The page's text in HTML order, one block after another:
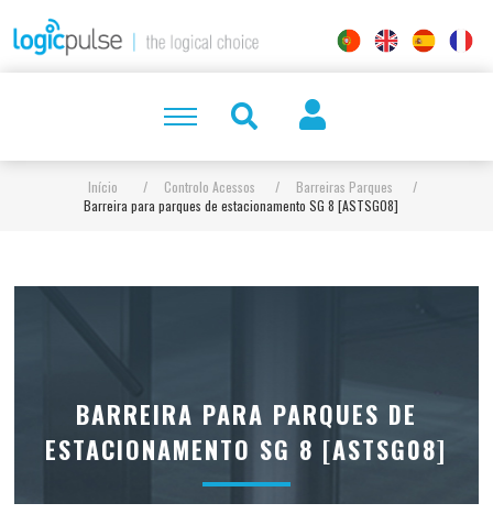
Início / Controlo Acessos / Barreiras Parques
/
Barreira para parques de estacionamento SG 8 [ASTSG08]
BARREIRA PARA PARQUES DE
ESTACIONAMENTO SG 8 [ASTSG08]